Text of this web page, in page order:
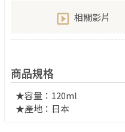
相關影片
商品規格
★容量：120ml
★產地：日本